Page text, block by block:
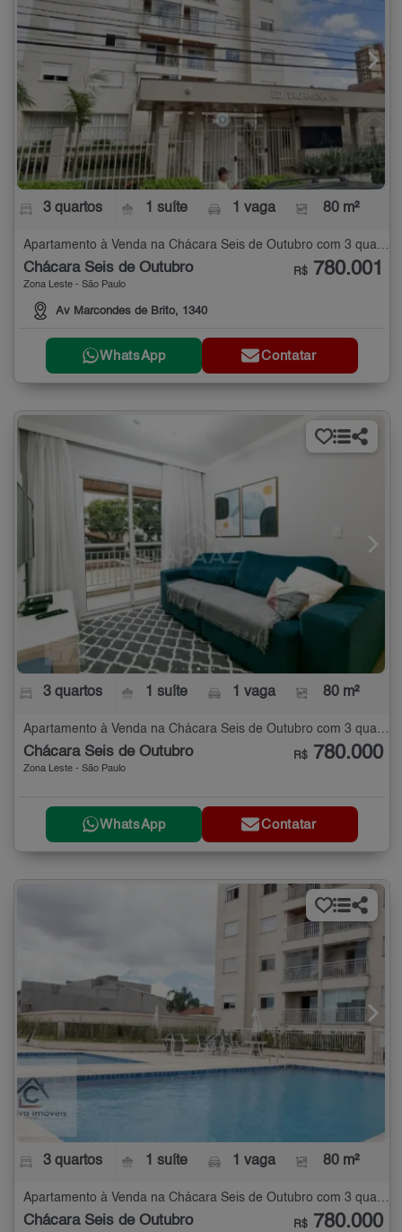
3 quartos 1 suíte 1 vaga 80 m²
Apartamento à Venda na Chácara Seis de Outubro com 3 quartos - 80 m²
Chácara Seis de Outubro
Zona Leste - São Paulo
Av Marcondes de Brito, 1340
R$ 780.001
WhatsApp Contatar
3 quartos 1 suíte 1 vaga 80 m²
Apartamento à Venda na Chácara Seis de Outubro com 3 quartos - 80 m²
Chácara Seis de Outubro
Zona Leste - São Paulo
R$ 780.000
WhatsApp Contatar
3 quartos 1 suíte 1 vaga 80 m²
Apartamento à Venda na Chácara Seis de Outubro com 3 quartos - 80 m²
Chácara Seis de Outubro R$ 780.000